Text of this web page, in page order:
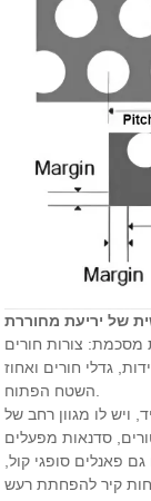
של יריעת מחוררת
צורות חורים
גדלי חורים ואחוז
ויש לו מגוון רחב של
סדנאות מפעלים
פאנלים סופגי קול,